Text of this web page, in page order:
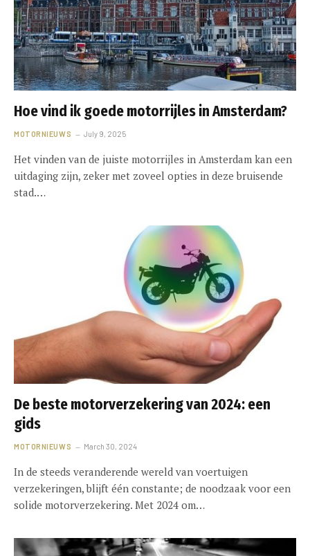
Hoe vind ik goede motorrijles in Amsterdam?
MOTORNIEUWS July 9, 2025
Het vinden van de juiste motorrijles in Amsterdam kan een
uitdaging zijn, zeker met zoveel opties in deze bruisende
stad.…
De beste motorverzekering van 2024: een
gids
MOTORNIEUWS March 30, 2024
In de steeds veranderende wereld van voertuigen
verzekeringen, blijft één constante; de noodzaak voor een
solide motorverzekering. Met 2024 om…